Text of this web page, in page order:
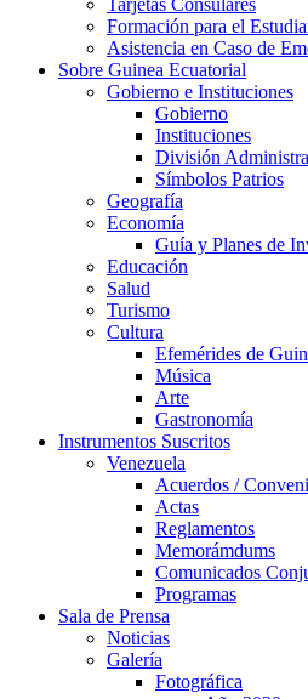
Tarjetas Consulares
Formación para el
Asistencia en Caso de
Sobre Guinea Ecuatorial
Gobierno e Instituciones
Gobierno
Instituciones
División
Símbolos Patrios
Geografía
Economía
Guía y Planes de
Educación
Salud
Turismo
Cultura
Efemérides de
Música
Arte
Gastronomía
Instrumentos Suscritos
Venezuela
Acuerdos /
Actas
Reglamentos
Memorámdums
Comunicados
Programas
Sala de Prensa
Noticias
Galería
Fotográfica